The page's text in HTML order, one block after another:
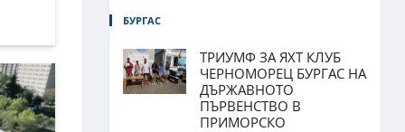
БУРГАС
ТРИУМФ ЗА ЯХТ КЛУБ
ЧЕРНОМОРЕЦ БУРГАС НА
ДЪРЖАВНОТО
ПЪРВЕНСТВО В
ПРИМОРСКО